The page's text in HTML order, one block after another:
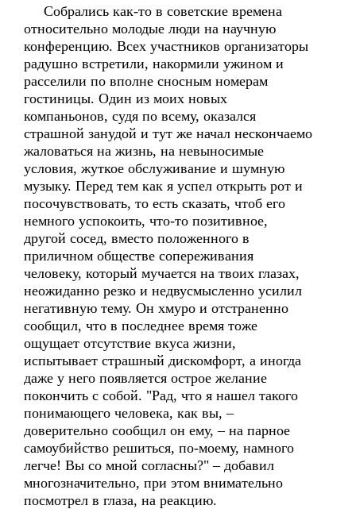
Собрались как-то в советские времена
относительно молодые люди на научную
конференцию. Всех участников организаторы
радушно встретили, накормили ужином и
расселили по вполне сносным номерам
гостиницы. Один из моих новых
компаньонов, судя по всему, оказался
страшной занудой и тут же начал нескончаемо
жаловаться на жизнь, на невыносимые
условия, жуткое обслуживание и шумную
музыку. Перед тем как я успел открыть рот и
посочувствовать, то есть сказать, чтоб его
немного успокоить, что-то позитивное,
другой сосед, вместо положенного в
приличном обществе сопереживания
человеку, который мучается на твоих глазах,
неожиданно резко и недвусмысленно усилил
негативную тему. Он хмуро и отстраненно
сообщил, что в последнее время тоже
ощущает отсутствие вкуса жизни,
испытывает страшный дискомфорт, а иногда
даже у него появляется острое желание
покончить с собой. "Рад, что я нашел такого
понимающего человека, как вы, –
доверительно сообщил он ему, – на парное
самоубийство решиться, по-моему, намного
легче! Вы со мной согласны?" – добавил
многозначительно, при этом внимательно
посмотрел в глаза, на реакцию.